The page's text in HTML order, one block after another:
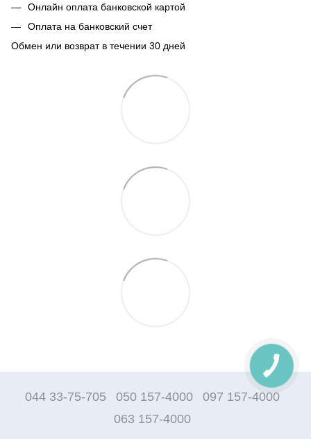
Онлайн оплата банковской картой
Оплата на банковский счет
Обмен или возврат в течении 30 дней
044 33-75-705 050 157-4000
097 157-4000
063 157-4000